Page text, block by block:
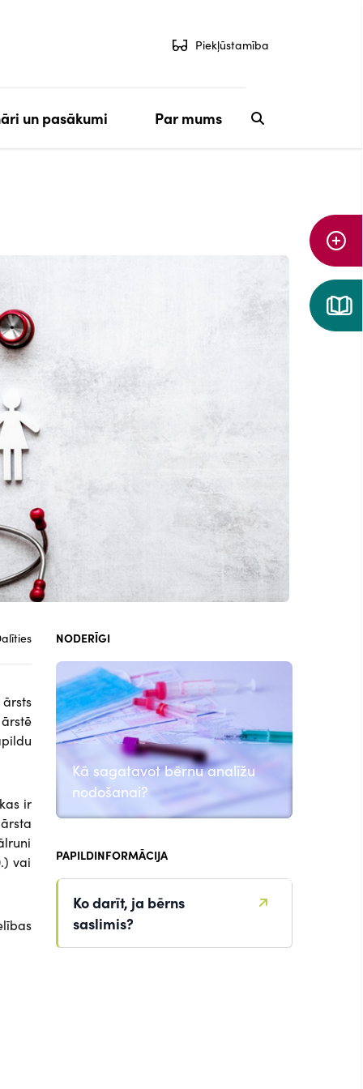
Piekļūstamība
un pasākumi Par mums
ir
vai
NODERĪGI
Kā sagatavot bērnu analīžu
nodošanai?
PAPILDINFORMĀCIJA
Ko darīt, ja bērns
saslimis?